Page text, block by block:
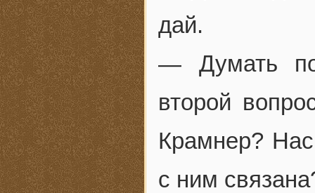
дай.
— Думать
второй
Крамнер?
с ним